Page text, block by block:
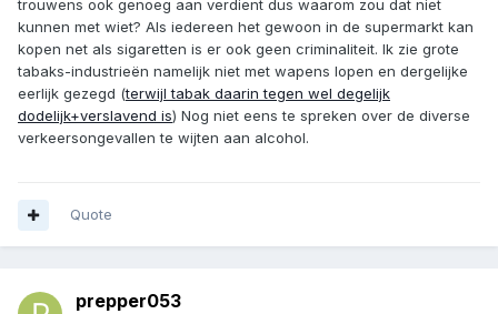
trouwens ook genoeg aan verdient dus waarom zou dat niet
kunnen met wiet? Als iedereen het gewoon in de supermarkt kan
kopen net als sigaretten is er ook geen criminaliteit. Ik zie grote
tabaks-industrieën namelijk niet met wapens lopen en dergelijke
eerlijk gezegd (terwijl tabak daarin tegen wel degelijk
dodelijk+verslavend is) Nog niet eens te spreken over de diverse
verkeersongevallen te wijten aan alcohol.
Quote
prepper053